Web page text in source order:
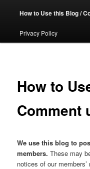
to
primary
How to Use this Blog /
Privacy Policy
How to
Comment
We use this blog to
members. These may
notices of our